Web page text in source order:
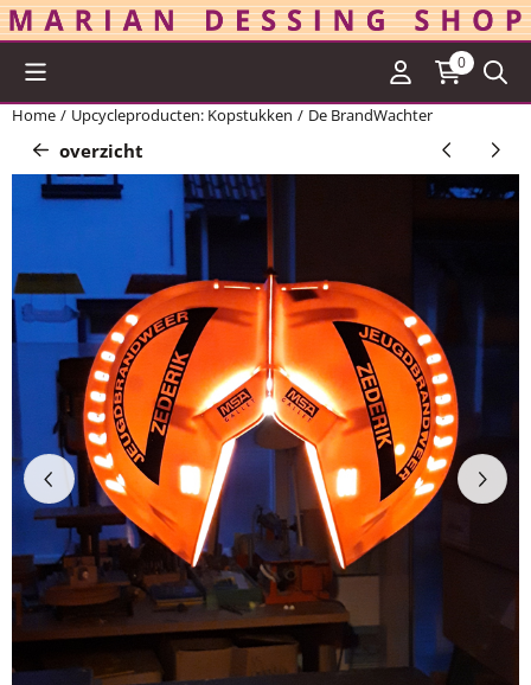
Cookievoorkeuren zijn momenteel gesloten.
0
Home / Upcycleproducten: Kopstukken / De BrandWachter
overzicht